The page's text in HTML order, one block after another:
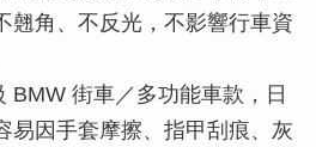
翹角、不反光，不影響行車資
BMW 街車／多功能車款，日
易因手套摩擦、指甲刮痕、灰